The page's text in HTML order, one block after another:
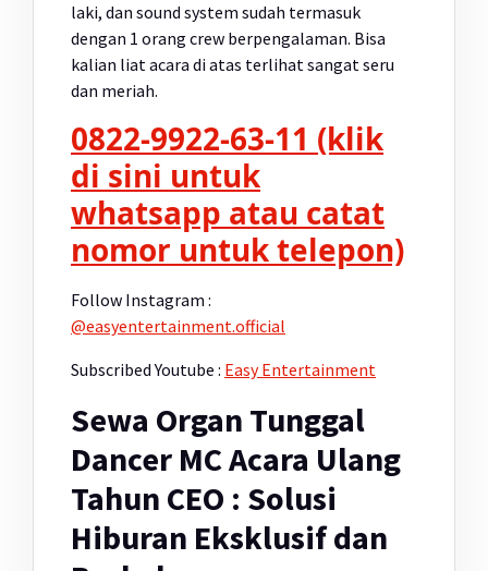
laki, dan sound system sudah termasuk
dengan 1 orang crew berpengalaman. Bisa
kalian liat acara di atas terlihat sangat seru
dan meriah.
0822-9922-63-11 (klik
di sini untuk
whatsapp atau catat
nomor untuk telepon)
Follow Instagram :
@easyentertainment.official
Subscribed Youtube : Easy Entertainment
Sewa Organ Tunggal
Dancer MC Acara Ulang
Tahun CEO : Solusi
Hiburan Eksklusif dan